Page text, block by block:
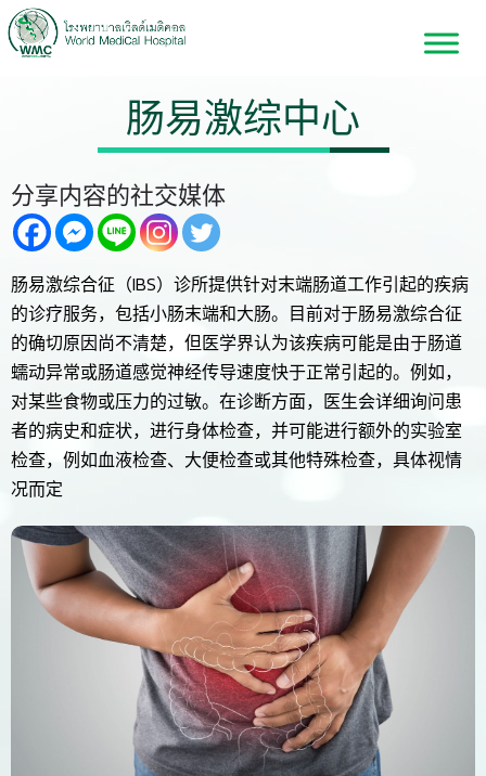
肠易激综中心
分享内容的社交媒体
肠易激综合征（IBS）诊所提供针对末端肠道工作引起的疾病
的诊疗服务，包括小肠末端和大肠。目前对于肠易激综合征
的确切原因尚不清楚，但医学界认为该疾病可能是由于肠道
蠕动异常或肠道感觉神经传导速度快于正常引起的。例如，
对某些食物或压力的过敏。在诊断方面，医生会详细询问患
者的病史和症状，进行身体检查，并可能进行额外的实验室
检查，例如血液检查、大便检查或其他特殊检查，具体视情
况而定